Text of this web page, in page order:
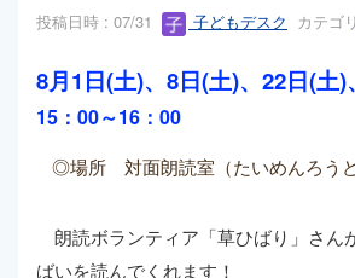
投稿日時 : 07/31 子どもデスク カテゴ
8月1日(土)、8日(土)、22日(土)
15：00～16：00
◎場所 対面朗読室（たいめんろうど
朗読ボランティア「草ひばり」さん
ばいを読んでくれます！